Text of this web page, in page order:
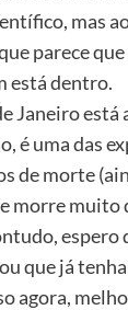
mas
parece
está dentro.
Janeiro está
é uma das
de morte
morre muito
espero
que já
agora,